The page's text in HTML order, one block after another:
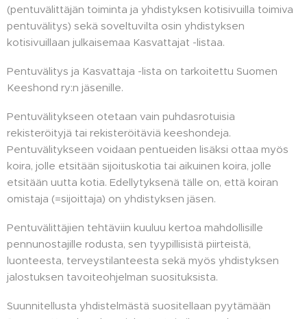
(pentuvälittäjän toiminta ja yhdistyksen kotisivuilla toimiva
pentuvälitys) sekä soveltuvilta osin yhdistyksen
kotisivuillaan julkaisemaa Kasvattajat -listaa.
Pentuvälitys ja Kasvattaja -lista on tarkoitettu Suomen
Keeshond ry:n jäsenille.
Pentuvälitykseen otetaan vain puhdasrotuisia
rekisteröityjä tai rekisteröitäviä keeshondeja.
Pentuvälitykseen voidaan pentueiden lisäksi ottaa myös
koira, jolle etsitään sijoituskotia tai aikuinen koira, jolle
etsitään uutta kotia. Edellytyksenä tälle on, että koiran
omistaja (=sijoittaja) on yhdistyksen jäsen.
Pentuvälittäjien tehtäviin kuuluu kertoa mahdollisille
pennunostajille rodusta, sen tyypillisistä piirteistä,
luonteesta, terveystilanteesta sekä myös yhdistyksen
jalostuksen tavoiteohjelman suosituksista.
Suunnitellusta yhdistelmästä suositellaan pyytämään